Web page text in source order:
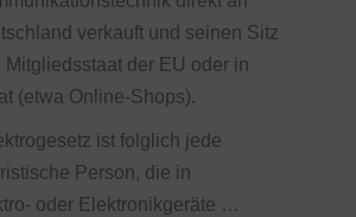
verkauft und seinen Sitz
der EU oder in
(etwa Online-Shops).
ist folglich jede
Person, die in
oder Elektronikgeräte …